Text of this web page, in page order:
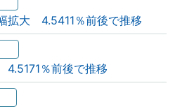
拡大 4.5411％前後で推移
％前後で推移